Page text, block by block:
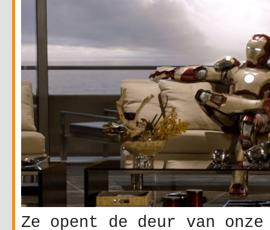
Ze opent de deur van onze